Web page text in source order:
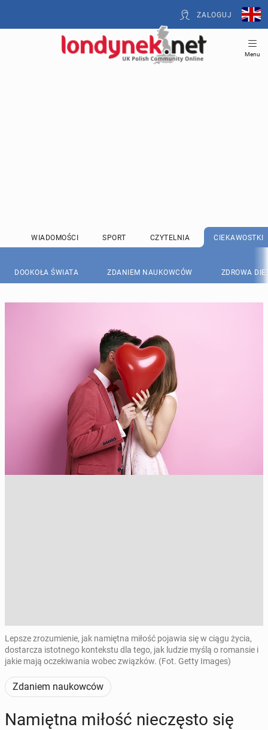
ZALOGUJ
Menu
WIADOMOŚCI SPORT CZYTELNIA CIEKAWOSTKI
DOOKOŁA ŚWIATA ZDANIEM NAUKOWCÓW ZDROWA
Lepsze zrozumienie, jak namiętna miłość pojawia się w ciągu życia,
dostarcza istotnego kontekstu dla tego, jak ludzie myślą o romansie i
jakie mają oczekiwania wobec związków. (Fot. Getty Images)
Zdaniem naukowców
Na­mięt­na miłość nie­czę­sto się